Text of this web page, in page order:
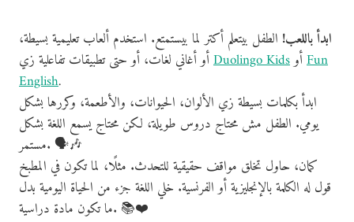
ابدأ باللعب! الطفل بيتعلم أكتر لما بيستمتع. استخدم ألعاب تعليمية بسيطة،
Duolingo Kids
Fun
English.
ابدأ بكلمات بسيطة زي الألوان، الحيوانات، والأطعمة، وكررها بشكل
يومي. الطفل مش محتاج دروس طويلة، لكن محتاج يسمع اللغة بشكل
مستمر. 🗣️🎶
كمان، حاول تخلق مواقف حقيقية للتحدث. مثلًا، لما تكون في المطبخ
قول له الكلمة بالإنجليزية أو الفرنسية. خلي اللغة جزء من الحياة اليومية بدل
ما تكون مادة دراسية. 📚❤️